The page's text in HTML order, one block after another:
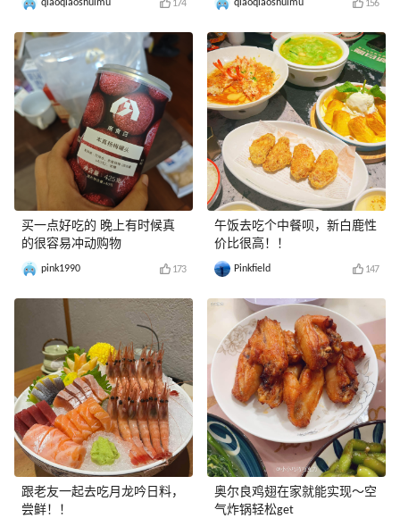
qiaoqiaoshuimu 174
买一点好吃的 晚上有时候真
的很容易冲动购物
pink1990 173
跟老友一起去吃月龙吟日料，
尝鲜！！
qiaoqiaoshuimu 156
午饭去吃个中餐呗，新白鹿性
价比很高！！
Pinkfield 147
奥尔良鸡翅在家就能实现～空
气炸锅轻松get